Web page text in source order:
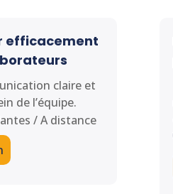
efficacement
claire et
de l’équipe.
/ A distance